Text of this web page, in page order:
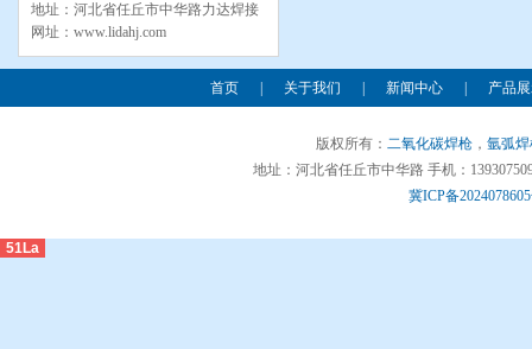
地址：河北省任丘市中华路力达焊接
网址：www.lidahj.com
首页 关于我们 新闻中心 产品
版权所有： 二氧化碳焊枪 ， 氩弧
地址：河北省任丘市中华路 手机：
冀ICP备
51La